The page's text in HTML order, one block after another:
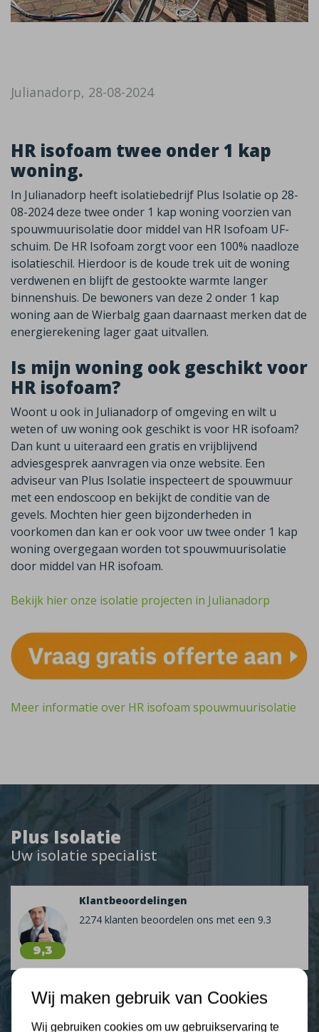
Plus Isolatie
Uw isolatie specialist
9,3
Klantbeoordelingen
2274 klanten beoordelen ons met een 9.3
Nieuws
Julianadorp, 28-08-2024
HR isofoam twee onder 1 kap
woning.
In Julianadorp heeft isolatiebedrijf Plus Isolatie op 28-
08-2024 deze twee onder 1 kap woning voorzien van
spouwmuurisolatie door middel van HR Isofoam UF-
schuim. De HR Isofoam zorgt voor een 100% naadloze
isolatieschil. Hierdoor is de koude trek uit de woning
verdwenen en blijft de gestookte warmte langer
binnenshuis. De bewoners van deze 2 onder 1 kap
woning aan de Wierbalg gaan daarnaast merken dat de
energierekening lager gaat uitvallen.
Is mijn woning ook geschikt voor
HR isofoam?
Woont u ook in Julianadorp of omgeving en wilt u
weten of uw woning ook geschikt is voor HR isofoam?
Dan kunt u uiteraard een gratis en vrijblijvend
adviesgesprek aanvragen via onze website. Een
adviseur van Plus Isolatie inspecteert de spouwmuur
met een endoscoop en bekijkt de conditie van de
gevels. Mochten hier geen bijzonderheden in
voorkomen dan kan er ook voor uw twee onder 1 kap
woning overgegaan worden tot spouwmuurisolatie
door middel van HR isofoam.
Bekijk hier onze isolatie projecten in Julianadorp
Meer informatie over HR isofoam spouwmuurisolatie
Wij maken gebruik van Cookies
Wij gebruiken cookies om uw gebruikservaring te